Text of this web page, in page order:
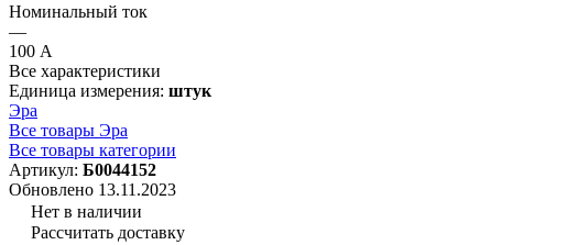
Номинальный ток
—
100 А
Все характеристики
Единица измерения: штук
Эра
Все товары Эра
Все товары категории
Артикул: Б0044152
Обновлено 13.11.2023
Нет в наличии
Рассчитать доставку